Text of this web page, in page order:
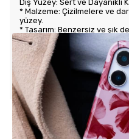
Dış Yüzey: Sert ve Dayanıklı
* Malzeme: Çizilmelere ve
yüzey.
* Tasarım: Benzersiz ve şık
Kullanım Kolaylığı
* Tuş Erişimi: Tuşlara kolay
sunar.
* Uyum: Telefonunuza tam
bir his verir.